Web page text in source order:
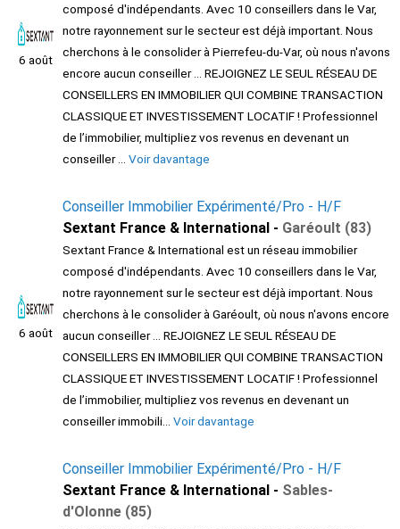
6 août
composé d'indépendants. Avec 10 conseillers dans le Var,
notre rayonnement sur le secteur est déjà important. Nous
cherchons à le consolider à Pierrefeu-du-Var, où nous n'avons
encore aucun conseiller ... REJOIGNEZ LE SEUL RÉSEAU DE
CONSEILLERS EN IMMOBILIER QUI COMBINE TRANSACTION
CLASSIQUE ET INVESTISSEMENT LOCATIF ! Professionnel
de l’immobilier, multipliez vos revenus en devenant un
conseiller ... Voir davantage
6 août
Conseiller Immobilier Expérimenté/Pro - H/F
Sextant France & International - Garéoult (83)
Sextant France & International est un réseau immobilier
composé d'indépendants. Avec 10 conseillers dans le Var,
notre rayonnement sur le secteur est déjà important. Nous
cherchons à le consolider à Garéoult, où nous n'avons encore
aucun conseiller ... REJOIGNEZ LE SEUL RÉSEAU DE
CONSEILLERS EN IMMOBILIER QUI COMBINE TRANSACTION
CLASSIQUE ET INVESTISSEMENT LOCATIF ! Professionnel
de l’immobilier, multipliez vos revenus en devenant un
conseiller immobili... Voir davantage
Conseiller Immobilier Expérimenté/Pro - H/F
Sextant France & International - Sables-
d'Olonne (85)